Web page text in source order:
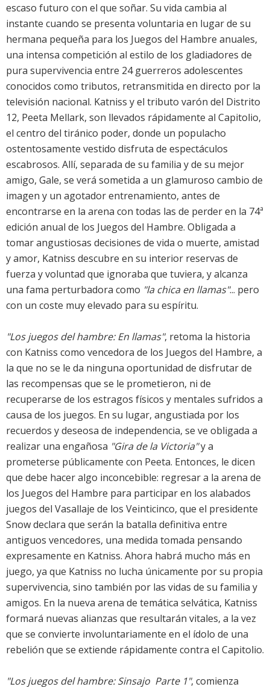
escaso futuro con el que soñar. Su vida cambia al
instante cuando se presenta voluntaria en lugar de su
hermana pequeña para los Juegos del Hambre anuales,
una intensa competición al estilo de los gladiadores de
pura supervivencia entre 24 guerreros adolescentes
conocidos como tributos, retransmitida en directo por la
televisión nacional. Katniss y el tributo varón del Distrito
12, Peeta Mellark, son llevados rápidamente al Capitolio,
el centro del tiránico poder, donde un populacho
ostentosamente vestido disfruta de espectáculos
escabrosos. Allí, separada de su familia y de su mejor
amigo, Gale, se verá sometida a un glamuroso cambio de
imagen y un agotador entrenamiento, antes de
encontrarse en la arena con todas las de perder en la 74ª
edición anual de los Juegos del Hambre. Obligada a
tomar angustiosas decisiones de vida o muerte, amistad
y amor, Katniss descubre en su interior reservas de
fuerza y voluntad que ignoraba que tuviera, y alcanza
una fama perturbadora como "la chica en llamas"... pero
con un coste muy elevado para su espíritu.
"Los juegos del hambre: En llamas", retoma la historia
con Katniss como vencedora de los Juegos del Hambre, a
la que no se le da ninguna oportunidad de disfrutar de
las recompensas que se le prometieron, ni de
recuperarse de los estragos físicos y mentales sufridos a
causa de los juegos. En su lugar, angustiada por los
recuerdos y deseosa de independencia, se ve obligada a
realizar una engañosa "Gira de la Victoria"y a
prometerse públicamente con Peeta. Entonces, le dicen
que debe hacer algo inconcebible: regresar a la arena de
los Juegos del Hambre para participar en los alabados
juegos del Vasallaje de los Veinticinco, que el presidente
Snow declara que serán la batalla definitiva entre
antiguos vencedores, una medida tomada pensando
expresamente en Katniss. Ahora habrá mucho más en
juego, ya que Katniss no lucha únicamente por su propia
supervivencia, sino también por las vidas de su familia y
amigos. En la nueva arena de temática selvática, Katniss
formará nuevas alianzas que resultarán vitales, a la vez
que se convierte involuntariamente en el ídolo de una
rebelión que se extiende rápidamente contra el Capitolio.
"Los juegos del hambre: Sinsajo  Parte 1", comienza